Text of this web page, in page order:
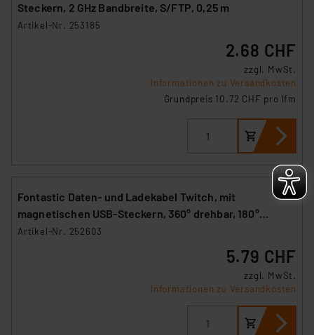
Impressum|Datenschutzerklärung
Steckern, 2 GHz Bandbreite, S/FTP, 0,25 m
Artikel-Nr. 253185
2.68 CHF
zzgl. MwSt.
Informationen zu Versandkosten
Grundpreis 10.72 CHF pro lfm
Fontastic Daten- und Ladekabel Twitch, mit
magnetischen USB-Steckern, 360° drehbar, 180°
neigbar
Artikel-Nr. 252603
5.79 CHF
zzgl. MwSt.
Informationen zu Versandkosten